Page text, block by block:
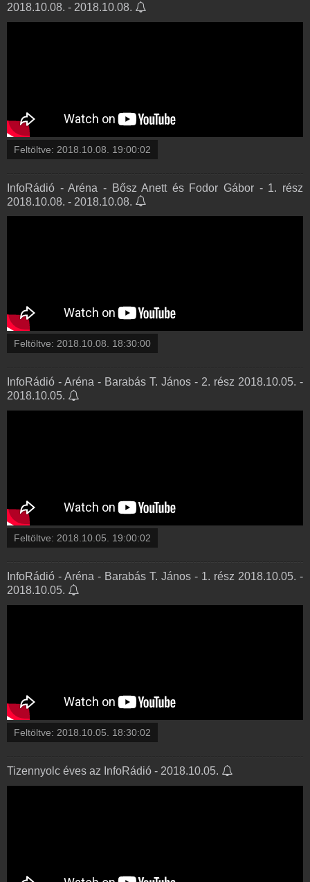
2018.10.08. - 2018.10.08.
Feltöltve: 2018.10.08. 19:00:02
InfoRádió - Aréna - Bősz Anett és Fodor Gábor - 1. rész
2018.10.08. - 2018.10.08.
Feltöltve: 2018.10.08. 18:30:00
InfoRádió - Aréna - Barabás T. János - 2. rész 2018.10.05. -
2018.10.05.
Feltöltve: 2018.10.05. 19:00:02
InfoRádió - Aréna - Barabás T. János - 1. rész 2018.10.05. -
2018.10.05.
Feltöltve: 2018.10.05. 18:30:02
Tizennyolc éves az InfoRádió - 2018.10.05.